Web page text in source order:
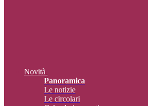
Novità
Panoramica
Le notizie
Le circolari